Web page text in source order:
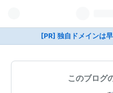
[PR] 独自ドメインは
このブログ